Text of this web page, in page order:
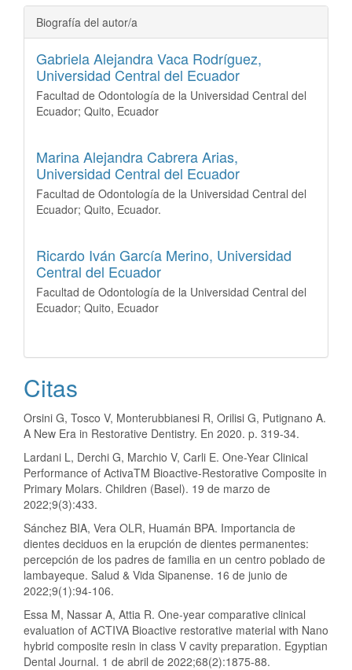
Biografía del autor/a
Gabriela Alejandra Vaca Rodríguez,
Universidad Central del Ecuador
Facultad de Odontología de la Universidad Central del
Ecuador; Quito, Ecuador
Marina Alejandra Cabrera Arias,
Universidad Central del Ecuador
Facultad de Odontología de la Universidad Central del
Ecuador; Quito, Ecuador.
Ricardo Iván García Merino, Universidad
Central del Ecuador
Facultad de Odontología de la Universidad Central del
Ecuador; Quito, Ecuador
Citas
Orsini G, Tosco V, Monterubbianesi R, Orilisi G, Putignano A.
A New Era in Restorative Dentistry. En 2020. p. 319-34.
Lardani L, Derchi G, Marchio V, Carli E. One-Year Clinical
Performance of ActivaTM Bioactive-Restorative Composite in
Primary Molars. Children (Basel). 19 de marzo de
2022;9(3):433.
Sánchez BIA, Vera OLR, Huamán BPA. Importancia de
dientes deciduos en la erupción de dientes permanentes:
percepción de los padres de familia en un centro poblado de
lambayeque. Salud & Vida Sipanense. 16 de junio de
2022;9(1):94-106.
Essa M, Nassar A, Attia R. One-year comparative clinical
evaluation of ACTIVA Bioactive restorative material with Nano
hybrid composite resin in class V cavity preparation. Egyptian
Dental Journal. 1 de abril de 2022;68(2):1875-88.